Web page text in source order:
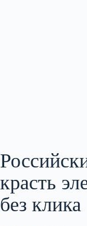
красть
без клика